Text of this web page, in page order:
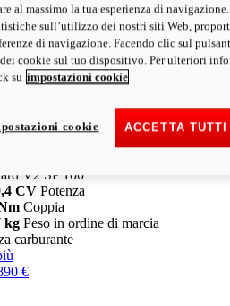
V2 SP
CVPotenza
Coppia
kgPeso in ordine di marcia
carburante
35 kW: 18.890 € i
scopri di più
V2 SP 100
CV Potenza
Coppia
kg Peso in ordine di marcia
carburante
€
al massimo la tua esperienza di
sull’utilizzo dei nostri siti Web,
di navigazione. Facendo clic sul
cookie sul tuo dispositivo. Per ulteriori
su impostazioni cookie
ACCETTA
cookie